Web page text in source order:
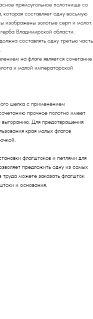
прямоугольное полотнище со
составляет одну восьмую
изображены золотые серп и молот.
Владимирской области.
составлять одну третью часть
на флаге является сочетание
и малой императорской
шелка с применением
прочное полотно имеет
Для предотвращения
края малых флагов
флагштоков и петлями для
предложить одну из самых
можете заказать флагшток
и основания.